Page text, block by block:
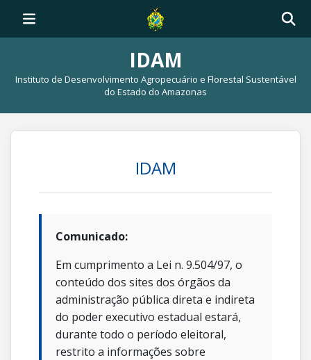
IDAM
Instituto de Desenvolvimento Agropecuário e Florestal Sustentável
do Estado do Amazonas
IDAM
Comunicado:
Em cumprimento a Lei n. 9.504/97, o
conteúdo dos sites dos órgãos da
administração pública direta e indireta
do poder executivo estadual estará,
durante todo o período eleitoral,
restrito a informações sobre